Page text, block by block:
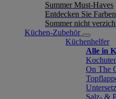
Summer Must-Haves
Entdecken Sie
Sommer nicht
Küchen-Zubehör
Küchenhelfer
Alle in
On The
Salz- &